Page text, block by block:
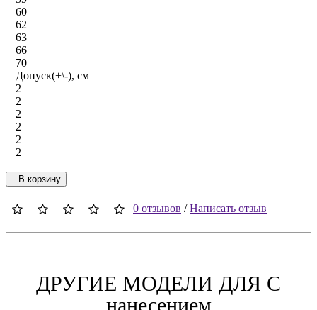
60
62
63
66
70
Допуск(+\-), см
2
2
2
2
2
2
В корзину
0 отзывов /Написать отзыв
ДРУГИЕ МОДЕЛИ ДЛЯ C
нанесением